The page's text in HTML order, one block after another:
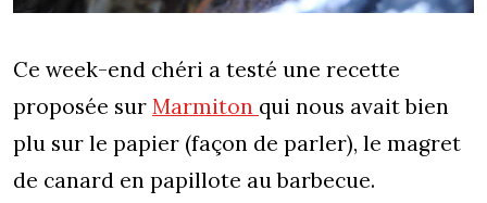
Ce week-end chéri a testé une recette
proposée sur Marmiton qui nous avait bien
plu sur le papier (façon de parler), le magret
de canard en papillote au barbecue.